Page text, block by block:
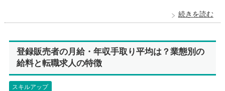
続きを読む
登録販売者の月給・年収手取り平均は？業態別の
給料と転職求人の特徴
スキルアップ